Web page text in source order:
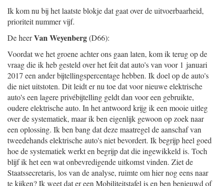
Ik kom nu bij het laatste blokje dat gaat over de uitvoerbaarheid,
prioriteit nummer vijf.
De heerVan Weyenberg(D66):
Voordat we het groene achter ons gaan laten, kom ik terug op de
vraag die ik heb gesteld over het feit dat auto's van voor 1 januari
2017 een ander bijtellingspercentage hebben. Ik doel op de auto's
die niet uitstoten. Dit leidt er nu toe dat voor nieuwe elektrische
auto's een lagere privébijtelling geldt dan voor een gebruikte,
oudere elektrische auto. In het antwoord krijg ik een mooie uitleg
over de systematiek, maar ik ben eigenlijk gewoon op zoek naar
een oplossing. Ik ben bang dat deze maatregel de aanschaf van
tweedehands elektrische auto's niet bevordert. Ik begrijp heel goed
hoe de systematiek werkt en begrijp dat die ingewikkeld is. Toch
blijf ik het een wat onbevredigende uitkomst vinden. Ziet de
Staatssecretaris, los van de analyse, ruimte om hier nog eens naar
te kijken? Ik weet dat er een Mobiliteitstafel is en ben benieuwd of